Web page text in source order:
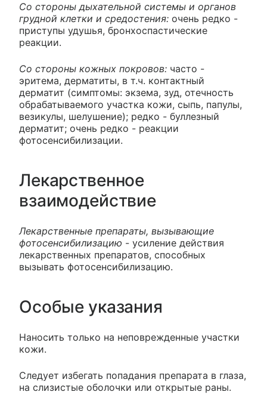
Со стороны дыхательной системы и органов
грудной клетки и средостения: очень редко -
приступы удушья, бронхоспастические
реакции.
Со стороны кожных покровов: часто -
эритема, дерматиты, в т.ч. контактный
дерматит (симптомы: экзема, зуд, отечность
обрабатываемого участка кожи, сыпь, папулы,
везикулы, шелушение); редко - буллезный
дерматит; очень редко - реакции
фотосенсибилизации.
Лекарственное
взаимодействие
Лекарственные препараты, вызывающие
фотосенсибилизацию - усиление действия
лекарственных препаратов, способных
вызывать фотосенсибилизацию.
Особые указания
Наносить только на неповрежденные участки
кожи.
Следует избегать попадания препарата в глаза,
на слизистые оболочки или открытые раны.